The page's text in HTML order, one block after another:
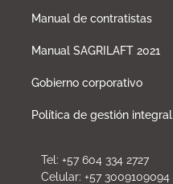
Manual de contratistas
Manual SAGRILAFT 2021
Gobierno corporativo
Política de gestión integral
Tel: +57 604 334 2727
Celular: +57 3009109094